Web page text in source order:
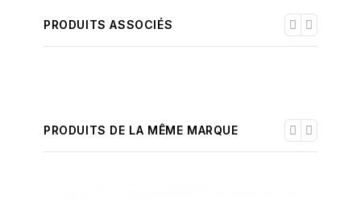
PRODUITS ASSOCIÉS
PRODUITS DE LA MÊME MARQUE